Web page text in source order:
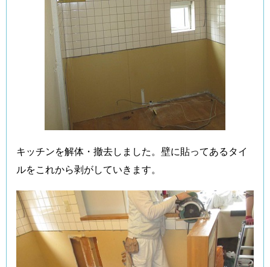
キッチンを解体・撤去しました。壁に貼ってあるタイ
ルをこれから剥がしていきます。